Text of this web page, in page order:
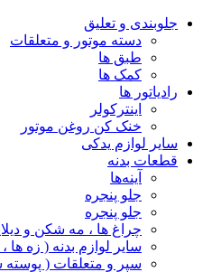
جلوبندی و تعلیق
دسته موتور و متعلقات
طبق ها
کمک ها
رادیاتور ها
اینترکولر
خنک کن روغن موتور
سایر لوازم یدکی
قطعات بدنه
آینه‌ها
جلو پنجره
جلو پنجره
چراغ‌ ها ، مه‌ شکن و
سایر لوازم بدنه ( زه
سپر و متعلقات ( پوسته